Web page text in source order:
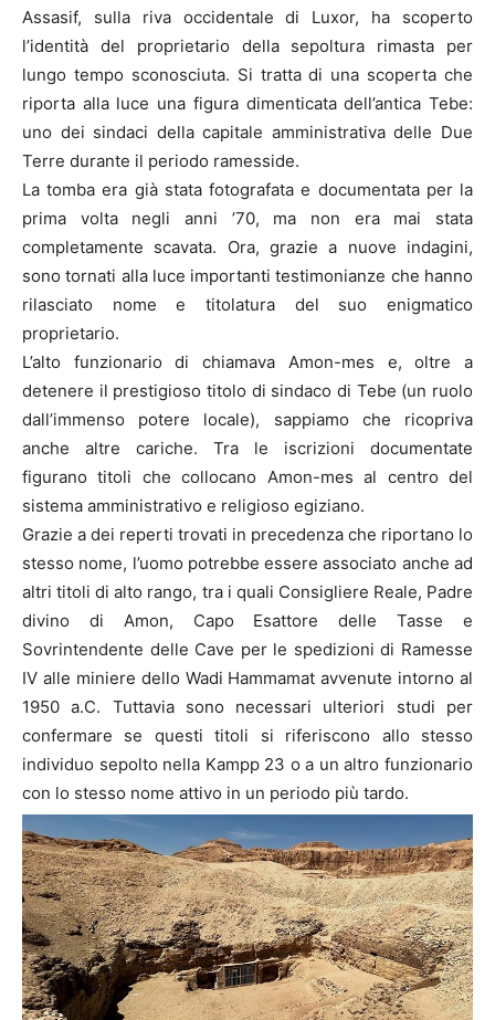
Assasif, sulla riva occidentale di Luxor, ha scoperto
l’identità del proprietario della sepoltura rimasta per
lungo tempo sconosciuta. Si tratta di una scoperta che
riporta alla luce una figura dimenticata dell’antica Tebe:
uno dei sindaci della capitale amministrativa delle Due
Terre durante il periodo ramesside.
La tomba era già stata fotografata e documentata per la
prima volta negli anni ’70, ma non era mai stata
completamente scavata. Ora, grazie a nuove indagini,
sono tornati alla luce importanti testimonianze che hanno
rilasciato nome e titolatura del suo enigmatico
proprietario.
L’alto funzionario di chiamava Amon-mes e, oltre a
detenere il prestigioso titolo di sindaco di Tebe (un ruolo
dall’immenso potere locale), sappiamo che ricopriva
anche altre cariche. Tra le iscrizioni documentate
figurano titoli che collocano Amon-mes al centro del
sistema amministrativo e religioso egiziano.
Grazie a dei reperti trovati in precedenza che riportano lo
stesso nome, l’uomo potrebbe essere associato anche ad
altri titoli di alto rango, tra i quali Consigliere Reale, Padre
divino di Amon, Capo Esattore delle Tasse e
Sovrintendente delle Cave per le spedizioni di Ramesse
IV alle miniere dello Wadi Hammamat avvenute intorno al
1950 a.C. Tuttavia sono necessari ulteriori studi per
confermare se questi titoli si riferiscono allo stesso
individuo sepolto nella Kampp 23 o a un altro funzionario
con lo stesso nome attivo in un periodo più tardo.